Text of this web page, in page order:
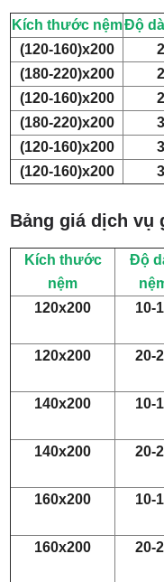
Kích thước nệmĐộ
(120-160)x200
(180-220)x200
(120-160)x200
(180-220)x200
(120-160)x200
(120-160)x200
Bảng giá dịch vụ
Kích thước
nệm
Độ
120x200 10-
120x200
20-
140x200
10-
140x200
20-
160x200
10-
160x200
20-